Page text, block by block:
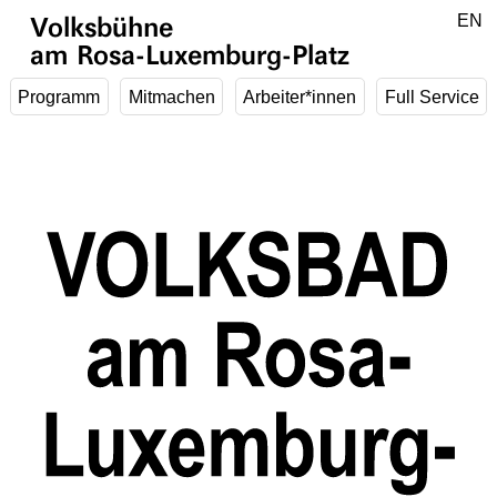
Volksbühne
am Rosa-Luxemburg-Platz
Programm Mitmachen Arbeiter*innen Full Service
DE
EN